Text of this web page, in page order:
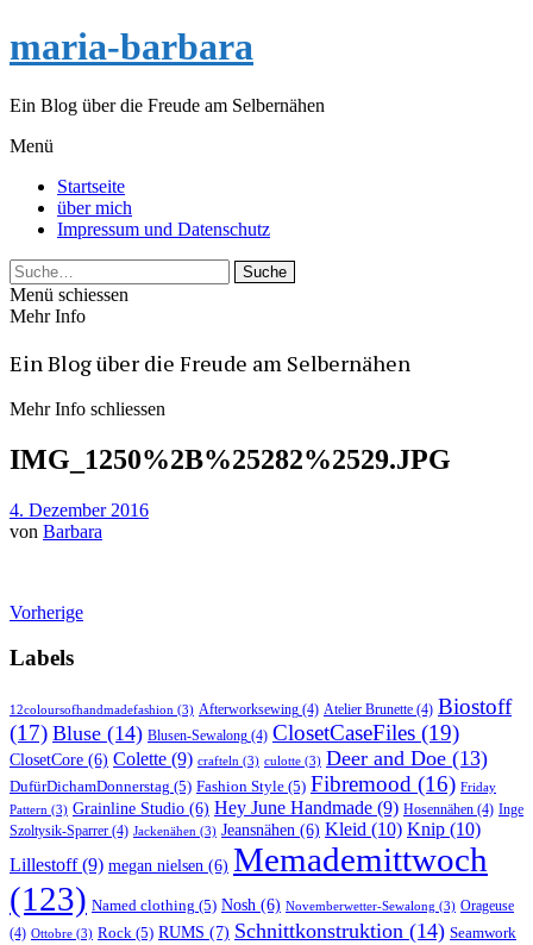
maria-barbara
Ein Blog über die Freude am Selbernähen
Menü
Startseite
über mich
Impressum und Datenschutz
Suche
Menü schiessen
Mehr Info
Ein Blog über die Freude am Selbernähen
Mehr Info schliessen
IMG_1250%2B%25282%2529.JPG
4. Dezember 2016
von Barbara
Vorherige
Labels
12coloursofhandmadefashion (3) Afterworksewing (4) Atelier Brunette (4) Biostoff
(17) Bluse (14) Blusen-Sewalong (4) ClosetCaseFiles (19)
ClosetCore (6) Colette (9) crafteln (3) culotte (3) Deer and Doe (13)
DufürDichamDonnerstag (5) Fashion Style (5) Fibremood (16) Friday
Pattern (3) Grainline Studio (6) Hey June Handmade (9) Hosennähen (4) Inge
Szoltysik-Sparrer (4) Jackenähen (3) Jeansnähen (6) Kleid (10) Knip (10)
Lillestoff(9) megan nielsen (6) Memademittwoch
(123) Named clothing (5) Nosh (6) Novemberwetter-Sewalong (3) Orageuse
(4) Ottobre (3) Rock (5) RUMS (7) Schnittkonstruktion (14) Seamwork